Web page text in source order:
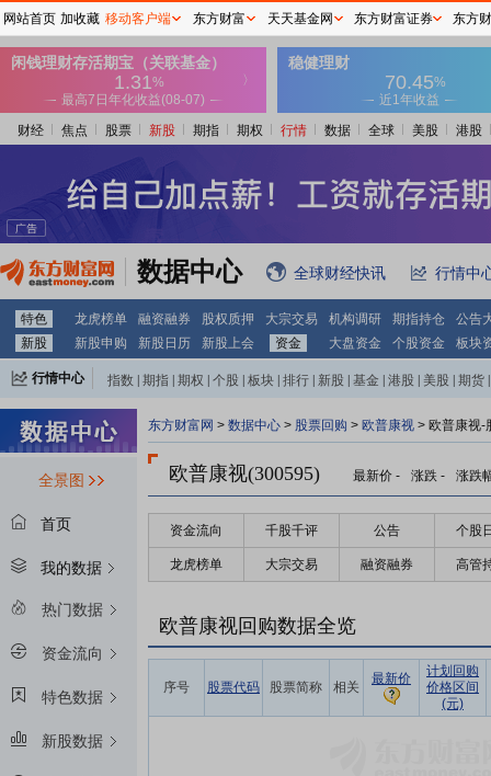
财经 焦点 股票 新股 期指 期权 行情 数据 全球 美股 港股
数据中心 全球财经快讯 行情中
特色 龙虎榜单 融资融券 股权质押 大宗交易 机构调研 期指持仓
公告
新股
新股申购 新股日历 新股上会 资金 大盘资金 个股资金 板块
行情中心 指数 期指 期权 个股 板块 排行 新股 基金 港股 美股 期货
全景图
首页
我的数据
热门数据
资金流向
特色数据
新股数据
东方财富网 > 数据中心 > 股票回购 > 欧普康视 > 欧普康视-
欧普康视(300595) 最新价 - 涨跌 - 涨跌
资金流向 千股千评 公告 个股
龙虎榜单 大宗交易 融资融券 高管
欧普康视回购数据全览
序号 股票代码 股票简称 相关
最新价
计划回购
价格区间
(元)
网站首页 加收藏 移动客户端 东方财富 天天基金网 东方财富证券 东方